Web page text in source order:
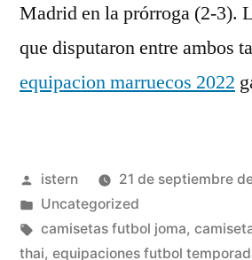
Madrid en la prórroga (2-3).
que disputaron entre ambos
equipacion marruecos 2022
Publicado
por
istern
21 de septiembre
Publicado
en
Uncategorized
Etiquetas:
camisetas futbol joma,
thai, equipaciones futbol